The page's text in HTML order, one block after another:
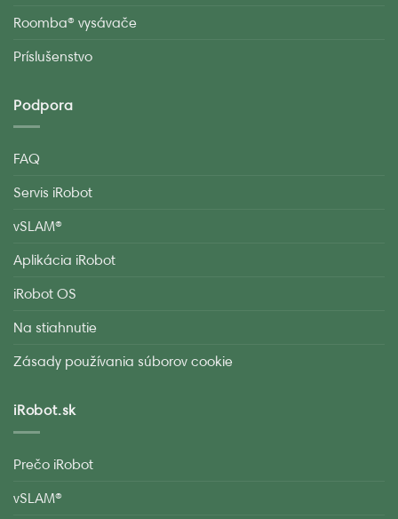
Roomba® vysávače
Príslušenstvo
Podpora
FAQ
Servis iRobot
vSLAM®
Aplikácia iRobot
iRobot OS
Na stiahnutie
Zásady používania súborov cookie
iRobot.sk
Prečo iRobot
vSLAM®